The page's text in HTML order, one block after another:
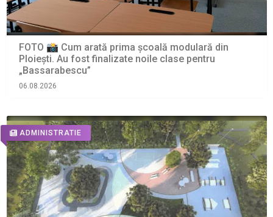
FOTO 📸 Cum arată prima școală modulară din
Ploiești. Au fost finalizate noile clase pentru
„Bassarabescu”
06.08.2026
ADMINISTRATIE